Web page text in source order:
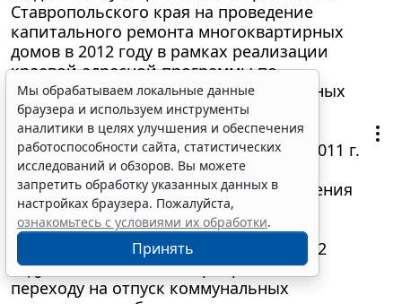
Ставропольского края на проведение
капитального ремонта многоквартирных
домов в 2012 году в рамках реализации
краевой адресной программы по
капитальному ремонту многоквартирных
домов в Ставропольском крае"
Постановление Правительства
Ставропольского края от 21 декабря 2011 г.
N 523-п "Об утверждении Методики
распределения и Порядка предоставления
и расходования субсидий из краевого
Фонда софинансирования расходов,
выделяемых местным бюджетам в 2012
году на обеспечение мероприятий по
переходу на отпуск коммунальных
Мы обрабатываем локальные данные
браузера и используем инструменты
аналитики в целях улучшения и обеспечения
работоспособности сайта, статистических
исследований и обзоров. Вы можете
запретить обработку указанных данных в
настройках браузера. Пожалуйста,
ознакомьтесь с условиями их обработки.
Принять